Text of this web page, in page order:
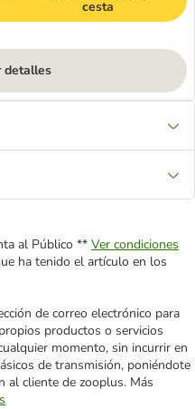
cesta
detalles
al Público ** Ver condiciones
ha tenido el artículo en los
de correo electrónico para
productos o servicios
momento, sin incurrir en
de transmisión, poniéndote
al cliente de zooplus. Más